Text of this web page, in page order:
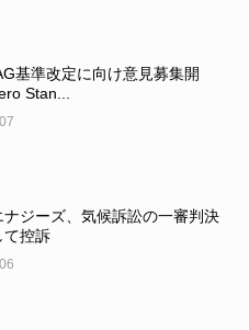
基準改定に向け意見募集開
Stan...
ナジーズ、気候訴訟の一審判決
て控訴